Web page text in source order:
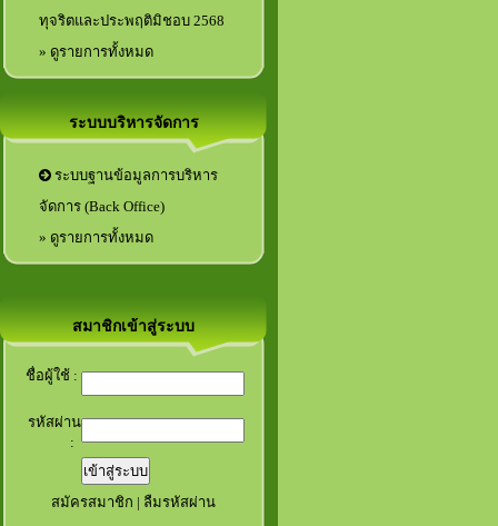
ทุจริตและประพฤติมิชอบ 2568
» ดูรายการทั้งหมด
ระบบบริหารจัดการ
ระบบฐานข้อมูลการบริหาร
จัดการ (Back Office)
» ดูรายการทั้งหมด
สมาชิกเข้าสู่ระบบ
ชื่อผู้ใช้ :
รหัสผ่าน
:
สมัครสมาชิก | ลืมรหัสผ่าน